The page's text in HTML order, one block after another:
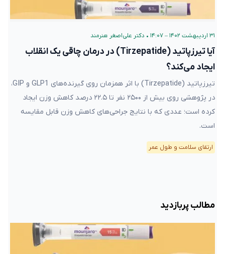
۳۱ اردیبهشت ۱۴۰۲ – ۱۴:۰۷ • دکتر علی‌اصغر هنرمند
آیا تیرزپاتید (Tirzepatide) در درمان چاقی یک انقلاب
ایجاد می‌کند؟
تیرزپاتید (Tirzepatide) با اثر همزمان روی گیرنده‌های GLP1 و GIP،
در پژوهشی روی بیش از ۲۵۰۰ نفر تا ۲۲.۵ درصد کاهش وزن ایجاد
کرده است؛ عددی که با نتایج جراحی‌های کاهش وزن قابل مقایسه
است.
ارتقای سلامت و طول عمر
مطالب پربازدید